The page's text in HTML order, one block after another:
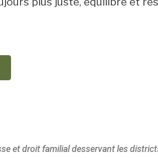
et droit familial desservant les